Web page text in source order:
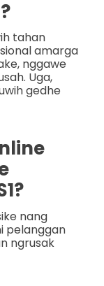
tahan
amarga
nggawe
Uga,
gedhe
nang
pelanggan
ngrusak